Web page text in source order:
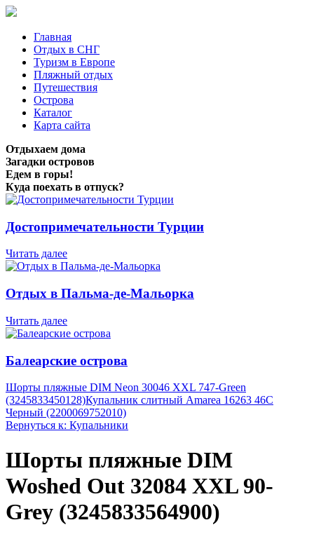
Главная
Отдых в СНГ
Туризм в Европе
Пляжный отдых
Путешествия
Острова
Каталог
Карта сайта
Отдыхаем дома
Загадки островов
Едем в горы!
Куда поехать в отпуск?
Достопримечательности Турции
Читать далее
Отдых в Пальма-де-Мальорка
Читать далее
Балеарские острова
Шорты пляжные DIM Neon 30046 XXL 747-Green
(3245833450128)Купальник слитный Amarea 16263 46C
Черный (2200069752010)
Вернуться к: Купальники
Шорты пляжные DIM
Woshed Out 32084 XXL 90-
Grey (3245833564900)